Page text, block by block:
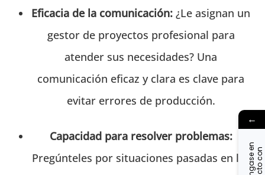
Eficacia de la comunicación: ¿Le asignan un
gestor de proyectos profesional para
atender sus necesidades? Una
comunicación eficaz y clara es clave para
evitar errores de producción.
Capacidad para resolver problemas:
Pregúnteles por situaciones pasadas en las
←
P
ó
n
g
a
s
e
n
c
o
n
t
a
c
t
o
o
n
o
s
o
t
r
o